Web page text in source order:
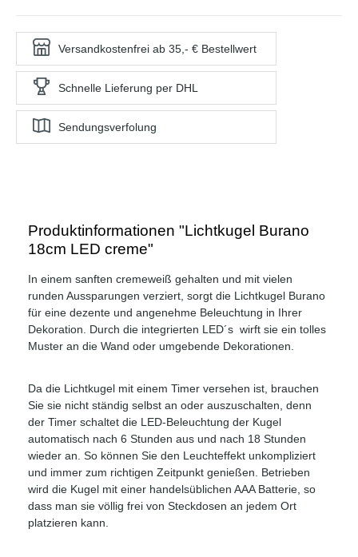
Versandkostenfrei ab 35,- € Bestellwert
Schnelle Lieferung per DHL
Sendungsverfolung
Produktinformationen "Lichtkugel Burano
18cm LED creme"
In einem sanften cremeweiß gehalten und mit vielen
runden Aussparungen verziert, sorgt die Lichtkugel Burano
für eine dezente und angenehme Beleuchtung in Ihrer
Dekoration. Durch die integrierten LED´s wirft sie ein tolles
Muster an die Wand oder umgebende Dekorationen.
Da die Lichtkugel mit einem Timer versehen ist, brauchen
Sie sie nicht ständig selbst an oder auszuschalten, denn
der Timer schaltet die LED-Beleuchtung der Kugel
automatisch nach 6 Stunden aus und nach 18 Stunden
wieder an. So können Sie den Leuchteffekt unkompliziert
und immer zum richtigen Zeitpunkt genießen. Betrieben
wird die Kugel mit einer handelsüblichen AAA Batterie, so
dass man sie völlig frei von Steckdosen an jedem Ort
platzieren kann.